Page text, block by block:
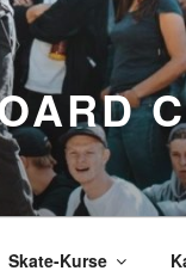
Skate-Kurse